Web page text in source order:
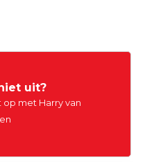
uit?
met Harry van